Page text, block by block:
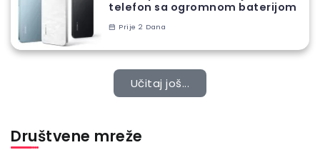
telefon sa ogromnom baterijom
Prije 2 Dana
Učitaj još...
Društvene mreže